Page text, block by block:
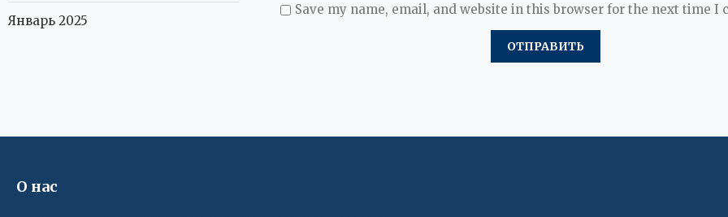
Save my name, email, and website in this browser for the next time I
Январь 2025
О нас